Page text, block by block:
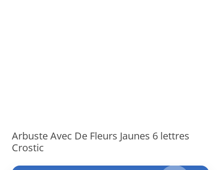
Arbuste Avec De Fleurs Jaunes 6 lettres
Crostic